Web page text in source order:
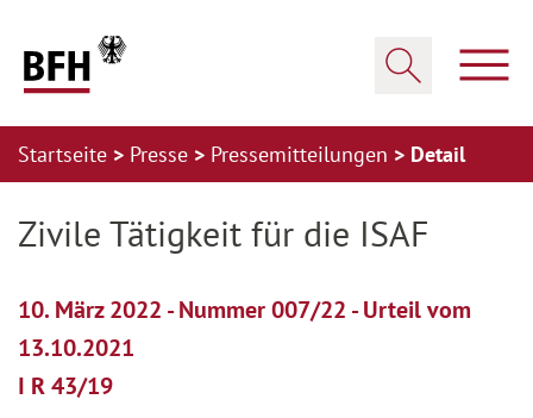
Startseite Presse Pressemitteilungen Detail
Zivile Tätigkeit für die ISAF
10. März 2022 - Nummer 007/22 - Urteil vom
13.10.2021
I R 43/19